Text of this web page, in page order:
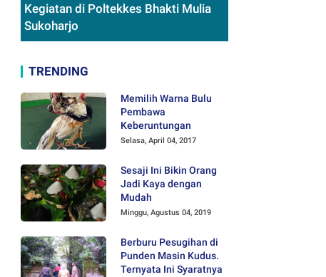
Kegiatan di Poltekkes Bhakti Mulia
Sukoharjo
TRENDING
Memilih Warna Bulu
Pembawa
Keberuntungan
Selasa, April 04, 2017
Sesaji Ini Bikin Orang
Jadi Kaya dengan
Mudah
Minggu, Agustus 04, 2019
Berburu Pesugihan di
Punden Masin Kudus.
Ternyata Ini Syaratnya